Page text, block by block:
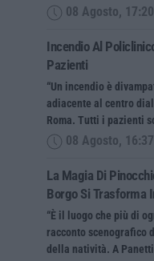
08 Agosto, 17:20
Incendio Al
Pazienti
“Un incendio è
adiacente al centro
Roma. Tutti i pazienti
08 Agosto, 16:37
La Magia Di
Borgo Si Trasforma
“È il luogo che più di
racconto scenografico
della natività. A